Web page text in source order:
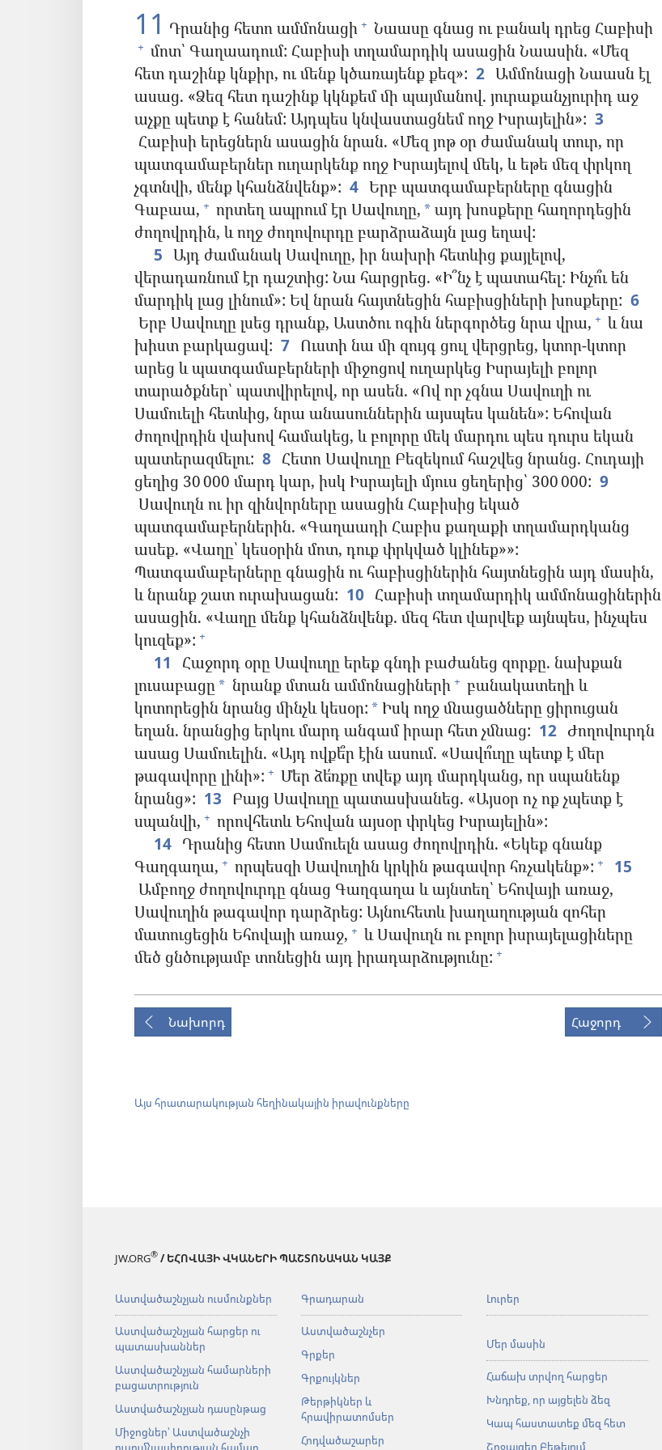
11 Դրանից հետո ամմոնացի + Նաասը գնաց ու բանակ դրեց Հաբիսի
+ մոտ՝ Գաղաադում: Հաբիսի տղամարդիկ ասացին Նաասին. «Մեզ
հետ դաշինք կնքիր, ու մենք կծառայենք քեզ»: 2 Ամմոնացի Նաասն էլ
ասաց. «Ձեզ հետ դաշինք կկնքեմ մի պայմանով. յուրաքանչյուրիդ աջ
աչքը պետք է հանեմ: Այդպես կնվաստացնեմ ողջ Իսրայելին»: 3
Հաբիսի երեցներն ասացին նրան. «Մեզ յոթ օր ժամանակ տուր, որ
պատգամաբերներ ուղարկենք ողջ Իսրայելով մեկ, և եթե մեզ փրկող
չգտնվի, մենք կհանձնվենք»: 4 Երբ պատգամաբերները գնացին
Գաբաա, + որտեղ ապրում էր Սավուղը, * այդ խոսքերը հաղորդեցին
ժողովրդին, և ողջ ժողովուրդը բարձրաձայն լաց եղավ:
5 Այդ ժամանակ Սավուղը, իր նախրի հետևից քայլելով,
վերադառնում էր դաշտից: Նա հարցրեց. «Ի՞նչ է պատահել: Ինչո՞ւ են
մարդիկ լաց լինում»: Եվ նրան հայտնեցին հաբիսցիների խոսքերը: 6
Երբ Սավուղը լսեց դրանք, Աստծու ոգին ներգործեց նրա վրա, + և նա
խիստ բարկացավ: 7 Ուստի նա մի զույգ ցուլ վերցրեց, կտոր-կտոր
արեց և պատգամաբերների միջոցով ուղարկեց Իսրայելի բոլոր
տարածքներ՝ պատվիրելով, որ ասեն. «Ով որ չգնա Սավուղի ու
Սամուելի հետևից, նրա անասուններին այսպես կանեն»: Եհովան
ժողովրդին վախով համակեց, և բոլորը մեկ մարդու պես դուրս եկան
պատերազմելու: 8 Հետո Սավուղը Բեզեկում հաշվեց նրանց. Հուդայի
ցեղից 30 000 մարդ կար, իսկ Իսրայելի մյուս ցեղերից՝ 300 000: 9
Սավուղն ու իր զինվորները ասացին Հաբիսից եկած
պատգամաբերներին. «Գաղաադի Հաբիս քաղաքի տղամարդկանց
ասեք. «Վաղը՝ կեսօրին մոտ, դուք փրկված կլինեք»»:
Պատգամաբերները գնացին ու հաբիսցիներին հայտնեցին այդ մասին,
և նրանք շատ ուրախացան: 10 Հաբիսի տղամարդիկ ամմոնացիներին
ասացին. «Վաղը մենք կհանձնվենք. մեզ հետ վարվեք այնպես, ինչպես
կուզեք»: +
11
Հաջորդ օրը Սավուղը երեք գնդի բաժանեց զորքը. նախքան
լուսաբացը* նրանք մտան ամմոնացիների + բանակատեղի և
կոտորեցին նրանց մինչև կեսօր: * Իսկ ողջ մնացածները ցիրուցան
եղան. նրանցից երկու մարդ անգամ իրար հետ չմնաց: 12 Ժողովուրդն
ասաց Սամուելին. «Այդ ովքե՞ր էին ասում. «Սավո՞ւղը պետք է մեր
թագավորը լինի»: + Մեր ձե՛ռքը տվեք այդ մարդկանց, որ սպանենք
նրանց»: 13 Բայց Սավուղը պատասխանեց. «Այսօր ոչ ոք չպետք է
սպանվի, + որովհետև Եհովան այսօր փրկեց Իսրայելին»:
14 Դրանից հետո Սամուելն ասաց ժողովրդին. «Եկեք գնանք
Գաղգաղա, + որպեսզի Սավուղին կրկին թագավոր հռչակենք»: +
15
Ամբողջ ժողովուրդը գնաց Գաղգաղա և այնտեղ՝ Եհովայի առաջ,
Սավուղին թագավոր դարձրեց: Այնուհետև խաղաղության զոհեր
մատուցեցին Եհովայի առաջ, + և Սավուղն ու բոլոր իսրայելացիները
մեծ ցնծությամբ տոնեցին այդ իրադարձությունը: +
Նախորդ Հաջորդ
Այս հրատարակության հեղինակային իրավունքները
JW.ORG® / ԵՀՈՎԱՅԻ ՎԿԱՆԵՐԻ ՊԱՇՏՈՆԱԿԱՆ ԿԱՅՔ
Աստվածաշնչյան ուսմունքներ
Աստվածաշնչյան հարցեր ու
պատասխաններ
Աստվածաշնչյան համարների
բացատրություն
Աստվածաշնչյան դասընթաց
Միջոցներ՝ Աստվածաշնչի
Գրադարան
Աստվածաշնչեր
Գրքեր
Գրքույկներ
Թերթիկներ և
հրավիրատոմսեր
Հոդվածաշարեր
Լուրեր
Մեր մասին
Հաճախ տրվող հարցեր
Խնդրեք, որ այցելեն ձեզ
Կապ հաստատեք մեզ հետ
Շրջայցեր Բեթելում